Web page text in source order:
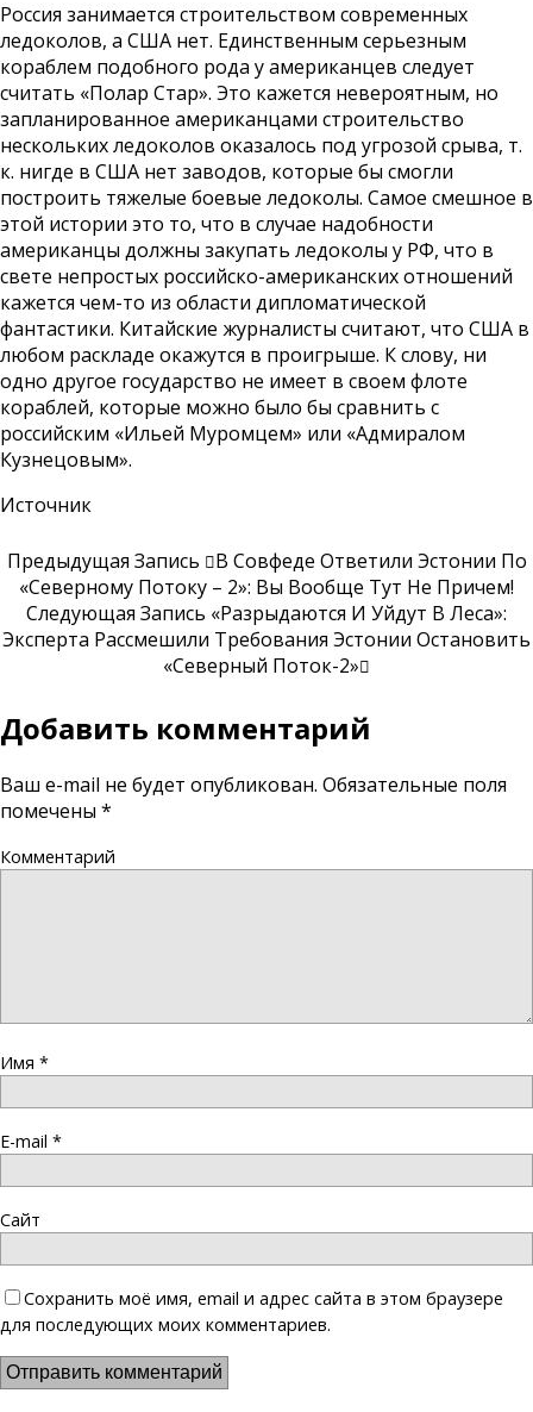
Россия занимается строительством современных
ледоколов, а США нет. Единственным серьезным
кораблем подобного рода у американцев следует
считать «Полар Стар». Это кажется невероятным, но
запланированное американцами строительство
нескольких ледоколов оказалось под угрозой срыва, т.
к. нигде в США нет заводов, которые бы смогли
построить тяжелые боевые ледоколы. Самое смешное в
этой истории это то, что в случае надобности
американцы должны закупать ледоколы у РФ, что в
свете непростых российско-американских отношений
кажется чем-то из области дипломатической
фантастики. Китайские журналисты считают, что США в
любом раскладе окажутся в проигрыше. К слову, ни
одно другое государство не имеет в своем флоте
кораблей, которые можно было бы сравнить с
российским «Ильей Муромцем» или «Адмиралом
Кузнецовым».
Источник
Предыдущая Запись
В Совфеде Ответили Эстонии По
«Северному Потоку – 2»: Вы Вообще Тут Не Причем!
Следующая Запись «Разрыдаются И Уйдут В Леса»:
Эксперта Рассмешили Требования Эстонии Остановить
«Северный Поток-2»
Добавить комментарий
Ваш e-mail не будет опубликован. Обязательные поля
помечены *
Комментарий
Имя *
E-mail *
Сайт
Сохранить моё имя, email и адрес сайта в этом браузере
для последующих моих комментариев.